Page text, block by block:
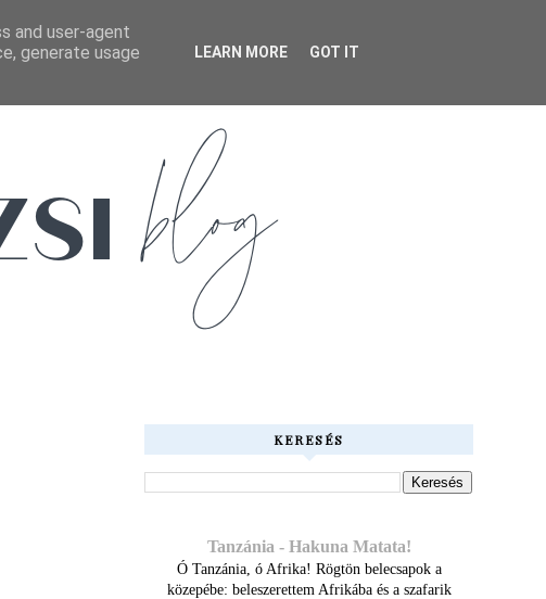
KERESÉS
Tanzánia - Hakuna Matata!
Ó Tanzánia, ó Afrika! Rögtön belecsapok a
közepébe: beleszerettem Afrikába és a szafarik
and user-agent
generate usage
LEARN MORE GOT IT